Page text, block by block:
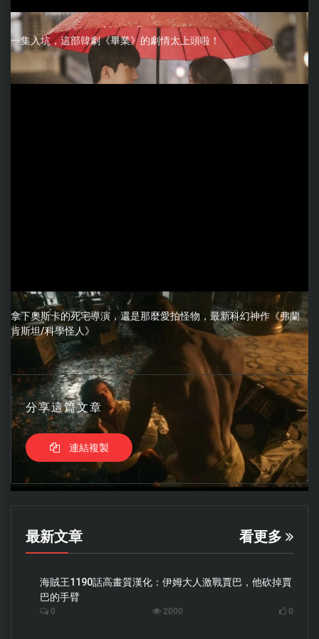
一集入坑，這部韓劇《畢業》的劇情太上頭啦！
拿下奧斯卡的死宅導演，還是那麼愛拍怪物，最新科幻神作《弗蘭
肯斯坦/科學怪人》
分享這篇文章
連結複製
最新文章 看更多
海賊王1190話高畫質漢化：伊姆大人激戰賈巴，他砍掉賈
巴的手臂
0 2000 0